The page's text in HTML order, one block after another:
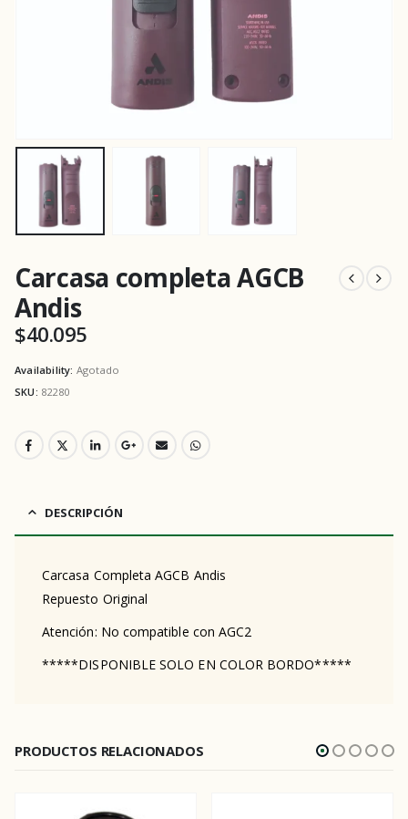
Carcasa completa AGCB
Andis
$40.095
Availability: Agotado
SKU: 82280
DESCRIPCIÓN
Carcasa Completa AGCB Andis
Repuesto Original
Atención: No compatible con AGC2
*****DISPONIBLE SOLO EN COLOR BORDO*****
PRODUCTOS RELACIONADOS